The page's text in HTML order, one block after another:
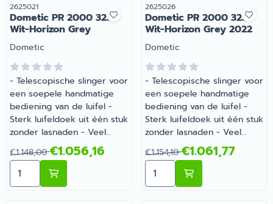
Artikelnummer
2625021
Dometic PR 2000 325
Wit-Horizon Grey
Merk:
Dometic
- Telescopische slinger voor
een soepele handmatige
bediening van de luifel -
Sterk luifeldoek uit één stuk
zonder lasnaden - Veel
voertuigspecifieke adapters
leverbaar | Dometic PR
2000 325 Wit-Horizon Grey
| Artikelnummer 2625021
Van 1 148,00 voor 1 056,16
€1.148,00€1.056,16
Aantal kiezen voor Dometic PR 2000 325 Wit-Horizon
Artikelnummer
2625026
Dometic PR 2000 325
Wit-Horizon Grey 2022
Merk:
Dometic
- Telescopische slinger voor
een soepele handmatige
bediening van de luifel -
Sterk luifeldoek uit één stuk
zonder lasnaden - Veel
voertuigspecifieke adapters
leverbaar | Dometic PR
2000 325 Wit-Horizon Grey
2022 | Artikelnummer
Van 1 154,10 voor 1 061,77
€1.154,10€1.061,77
Aantal kiezen voor